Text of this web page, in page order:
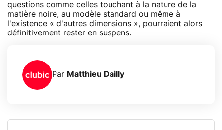
questions comme celles touchant à la nature de la
matière noire, au modèle standard ou même à
l'existence « d'autres dimensions », pourraient alors
définitivement rester en suspens.
Par Matthieu Dailly